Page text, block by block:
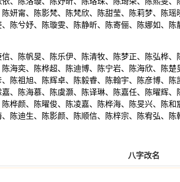
妍甯、陈影梵、陈梵欣、陈甜莹、陈莉梦、陈
陈兮妤、陈璇雯、陈静昕、陈寄俪、陈娜如、
、陈帆旻、陈乐伊、陈清牧、陈梦正、陈弘桦
海奕、陈桦超、陈迪博、陈宁岩、陈海欣、陈
陈祖旭、陈辉卓、陈毅睿、陈翰宇、陈彦博、
、陈海慕、陈虞灏、陈译琳、陈嘉任、陈曜辉
桦颜、陈曜俊、陈凌嘉、陈桦海、陈旻兴、陈
陈迪生、陈影颜、陈顺信、陈梓宗、陈宥弘、
八字改名